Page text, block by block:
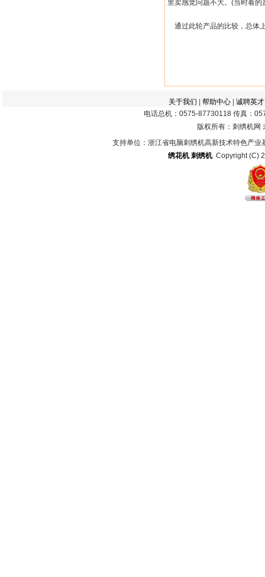
里卖感觉问题不大。 (当时看的
通过此轮产品的比较，总体
关于我们 帮助中心| 诚聘英才
电话总机：0575-87730118 传真：
版权所有：刺绣机网
支持单位：浙江省电脑刺绣机高新技术特色产
绣花机 刺绣机Copyright (C)